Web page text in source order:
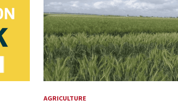
AGRICULTURE